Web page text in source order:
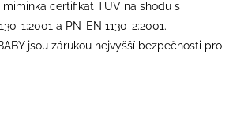
certifikat TUV na shodu s
1:2001 a PN-EN 1130-2:2001.
jsou zárukou nejvyšší bezpečnosti pro